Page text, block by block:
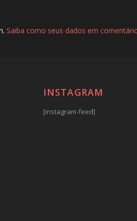
Saiba como seus dados em
INSTAGRAM
[instagram-feed]